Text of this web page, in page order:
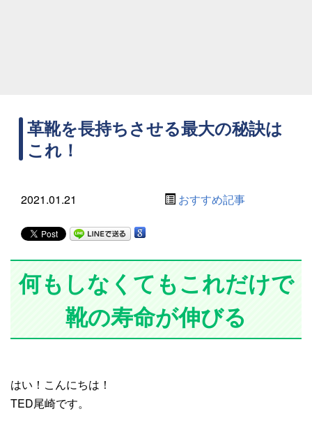
革靴を長持ちさせる最大の秘訣は
これ！
2021.01.21 おすすめ記事
何もしなくてもこれだけで
靴の寿命が伸びる
はい！こんにちは！
TED尾崎です。